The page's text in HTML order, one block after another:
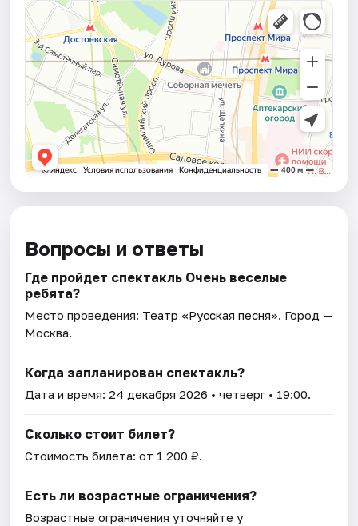
Вопросы и ответы
Где пройдет спектакль Очень веселые
ребята?
Место проведения: Театр «Русская песня». Город —
Москва.
Когда запланирован спектакль?
Дата и время:24 декабря 2026 • четверг • 19:00.
Сколько стоит билет?
Стоимость билета: от 1 200 ₽.
Есть ли возрастные ограничения?
Возрастные ограничения уточняйте у